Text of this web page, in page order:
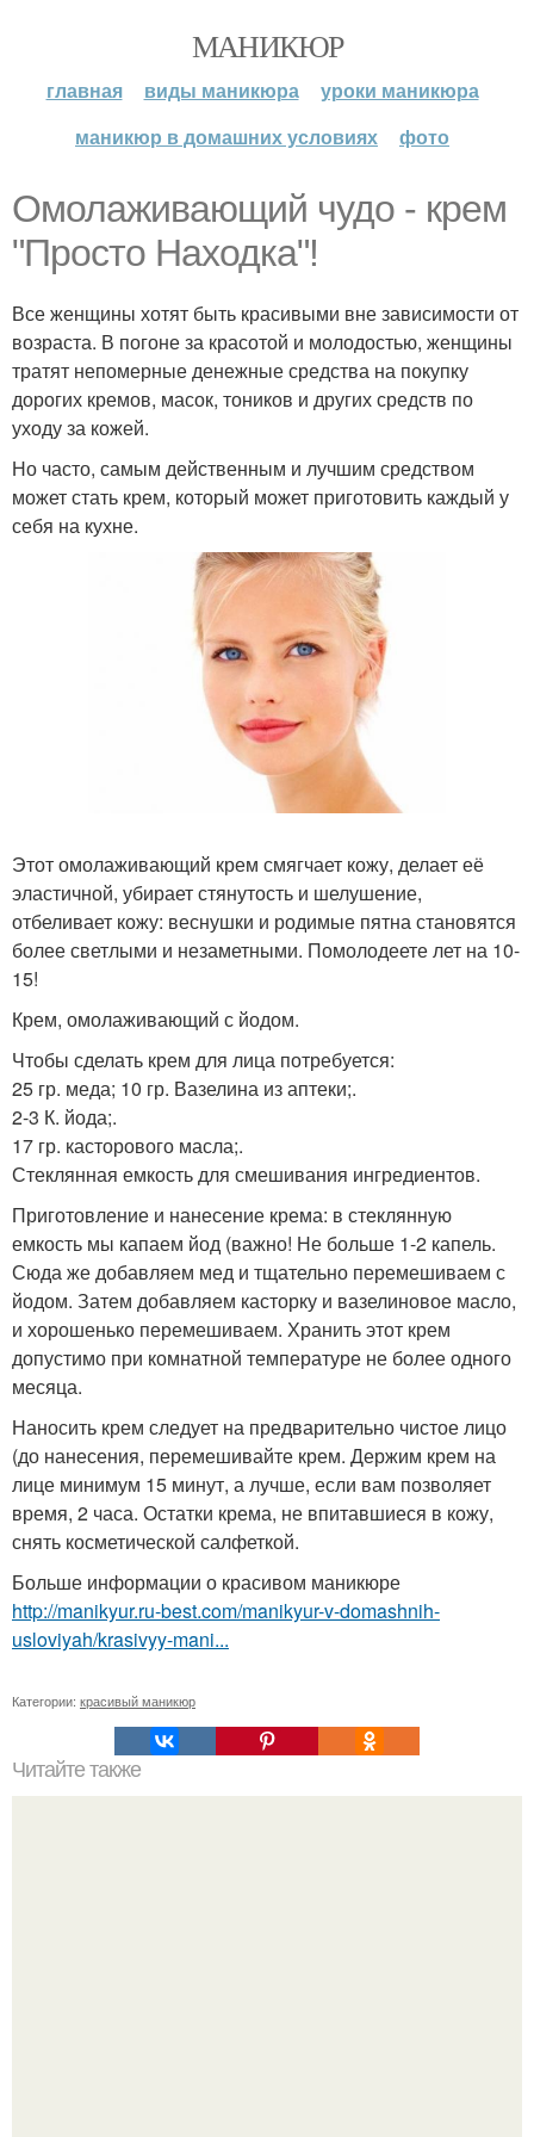
МАНИКЮР
главная виды маникюра
уроки маникюра
маникюр в домашних условиях
фото
Омолаживающий чудо - крем
"Просто Находка"!
Все женщины хотят быть красивыми вне зависимости от
возраста. В погоне за красотой и молодостью, женщины
тратят непомерные денежные средства на покупку
дорогих кремов, масок, тоников и других средств по
уходу за кожей.
Но часто, самым действенным и лучшим средством
может стать крем, который может приготовить каждый у
себя на кухне.
Этот омолаживающий крем смягчает кожу, делает её
эластичной, убирает стянутость и шелушение,
отбеливает кожу: веснушки и родимые пятна становятся
более светлыми и незаметными. Помолодеете лет на 10-
15!
Крем, омолаживающий с йодом.
Чтобы сделать крем для лица потребуется:
25 гр. меда; 10 гр. Вазелина из аптеки;.
2-3 К. йода;.
17 гр. касторового масла;.
Стеклянная емкость для смешивания ингредиентов.
Приготовление и нанесение крема: в стеклянную
емкость мы капаем йод (важно! Не больше 1-2 капель.
Сюда же добавляем мед и тщательно перемешиваем с
йодом. Затем добавляем касторку и вазелиновое масло,
и хорошенько перемешиваем. Хранить этот крем
допустимо при комнатной температуре не более одного
месяца.
Наносить крем следует на предварительно чистое лицо
(до нанесения, перемешивайте крем. Держим крем на
лице минимум 15 минут, а лучше, если вам позволяет
время, 2 часа. Остатки крема, не впитавшиеся в кожу,
снять косметической салфеткой.
Больше информации о красивом маникюре
http://manikyur.ru-best.com/manikyur-v-domashnih-
usloviyah/krasivyy-mani...
Категории: красивый маникюр
Читайте также